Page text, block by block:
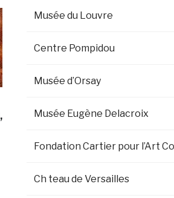
Musée du Louvre
Centre Pompidou
Musée d’Orsay
Musée Eugène Delacroix
Fondation Cartier pour l’Art
Ch teau de Versailles